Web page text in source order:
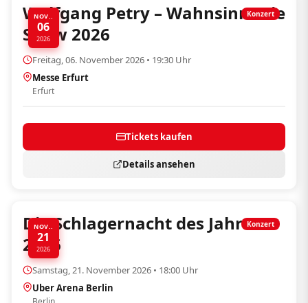
NOV..
06
2026
Konzert
Wolfgang Petry – Wahnsinn! Die
Show 2026
Freitag, 06. November 2026 • 19:30 Uhr
Messe Erfurt
Erfurt
Tickets kaufen
Details ansehen
NOV..
21
2026
Konzert
Die Schlagernacht des Jahres
2026
Samstag, 21. November 2026 • 18:00 Uhr
Uber Arena Berlin